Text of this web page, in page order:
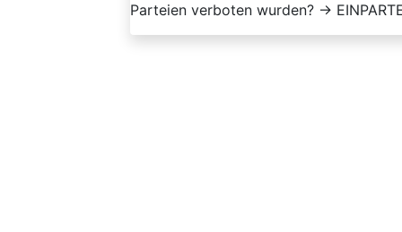
Parteien verboten wurden? →